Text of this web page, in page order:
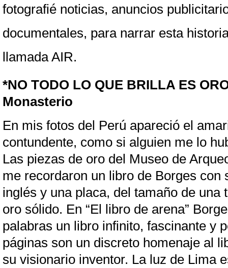
fotografié noticias, anuncios
documentales, para narrar esta
llamada AIR.
*NO TODO LO QUE BRILLA ES
Monasterio
En mis fotos del Perú apareció el
contundente, como si alguien me lo
Las piezas de oro del Museo de
me recordaron un libro de Borges con
inglés y una placa, del tamaño de una
oro sólido. En “El libro de arena”
palabras un libro infinito, fascinante y
páginas son un discreto homenaje al
su visionario inventor. La luz de Lima